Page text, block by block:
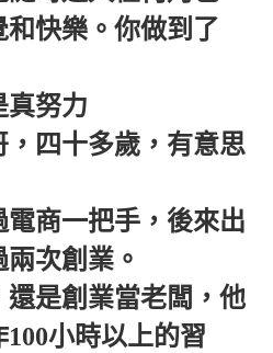
快樂。你做到了
真努力
四十多歲，有意思
商一把手，後來出
次創業。
是創業當老闆，他
小時以上的習